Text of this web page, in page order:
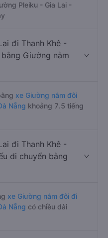
Pleiku - Gia Lai -
đi Thanh Khê -
Giường nằm
xe Giường nằm đôi
Nẵng khoảng 7.5 tiếng
đi Thanh Khê -
di chuyển bằng
xe Giường nằm đôi đi
Nẵng có chiều dài